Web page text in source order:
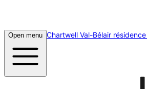
Open menu Chartwell Val-Bélair